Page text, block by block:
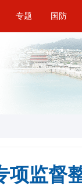
专题 国防
项监督